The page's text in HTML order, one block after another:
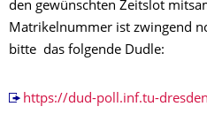
den gewünschten Zeitslot
Matrikelnummer ist zwingend
bitte das folgende Dudle:
https://dud-poll.inf.tu-